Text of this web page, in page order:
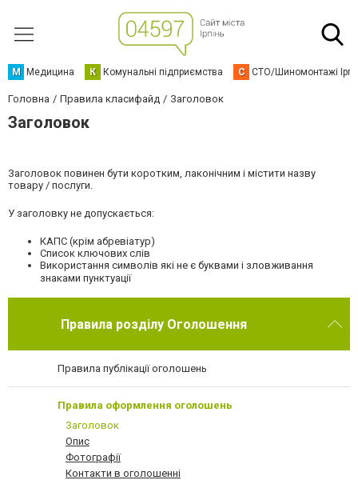
М Медицина К Комунальні підприємства С СТО/Шиномонтажі
Головна Правила класифайд Заголовок
Заголовок
Заголовок повинен бути коротким, лаконічним і містити назву
товару / послуги.
У заголовку не допускається:
КАПС (крім абревіатур)
Список ключових слів
Використання символів які не є буквами і зловживання
знаками пунктуації
Правила розділу Оголошення
Правила публікації оголошень
Правила оформлення оголошень
Заголовок
Опис
Фотографії
Контакти в оголошенні